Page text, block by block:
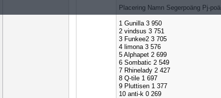
Placering Namn Segerpoäng Pj-
1 Gunilla 3 950
2 vindsus 3 751
3 Funkee2 3 705
4 limona 3 576
5 Alphapet 2 699
6 Sombatic 2 549
7 Rhinelady 2 427
8 Q-tile 1 697
9 Pluttisen 1 377
10 anti-k 0 269